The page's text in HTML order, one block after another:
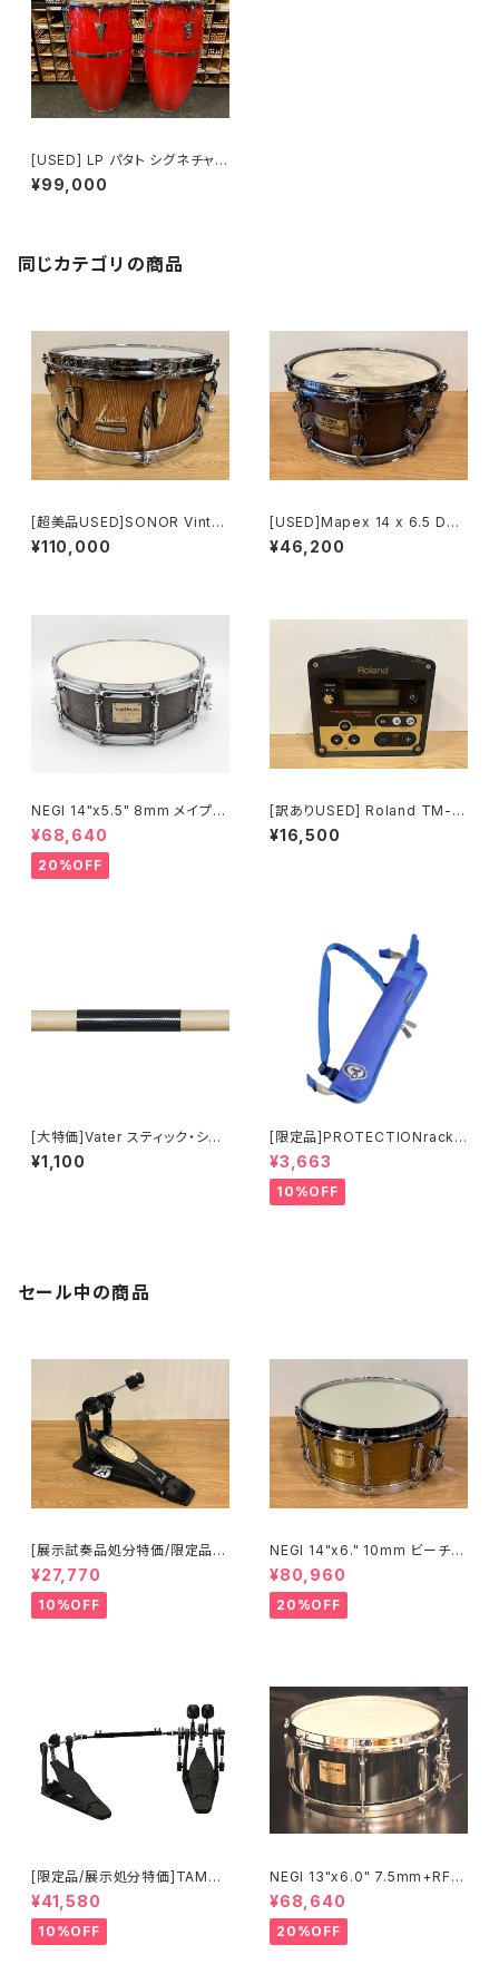
[USED] LP パタト シグネチャー
コンガセット 11 + 12 1/2″
¥99,000
同じカテゴリの商品
[超美品USED]SONOR Vinta
ge Series Snare Drum 14"×
6.5" VT-1465SDW #VN Vint
¥110,000
[USED]Mapex 14 x 6.5 Dee
p Forest Walnut WTS465
0WN
¥46,200
NEGI 14"x5.5" 8mm メイプル
MU1455P-S2DB
¥68,640
20%OFF
[訳ありUSED] Roland TM-2
Trigger Module
¥16,500
[大特価]Vater スティック・シー
ルド VSS
¥1,100
[限定品]PROTECTIONracke
t 30周年記念限定カラー3ペア
スティックバッグ 6027-00-07
¥3,663
10%OFF
セール中の商品
[展示試奏品処分特価/限定品]P
earl Eliminator 25th Annive
rsary Limited Edition P-20
50C/B シングル ペダル
¥27,770
10%OFF
NEGI 14"x6." 10mm ビーチス
ネア S-B710K1460D-SPGD
¥80,960
20%OFF
[限定品/展示処分特価]TAMA I
RON COBRA 600 Pedal DA
RK SHADOW Edition Twin
Pedal HP600DTWMB
¥41,580
10%OFF
NEGI 13"x6.0" 7.5mm+RF
ビーチスネア S-B75R1360D8
-S2BK
¥68,640
20%OFF